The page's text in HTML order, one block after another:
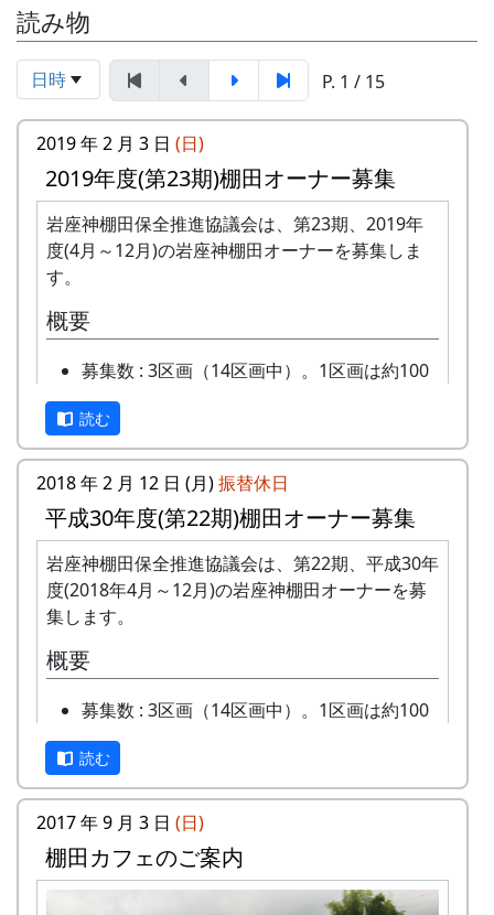
読み物
日時 P. 1 / 15
2019 年 2 月 3 日 (日)
2019年度(第23期)棚田オーナー募集
岩座神棚田保全推進協議会は、第23期、2019年
度(4月～12月)の岩座神棚田オーナーを募集しま
す。
概要
募集数 : 3区画（14区画中）。1区画は約100
平方メートルです。
応募資格 : まじめに農業に取り組み、自然と
ふれあう勇気をお持ちで、地域になじめるか
た。家族や団体でも結構です。
年会費 : 1区画5万円です。
申込み期限 : 2019年3月15日。
選考 : 応募者が募集数を超えた場合は、アン
ケート回答をもとに、当協議会で書類選考さ
せていただきます。
FAXまたはメールでお申し込み下さい（FAX
名、電話番号を明記して下さい）。 折り返
し、詳しい内容と「申し込みアンケート」を
お送りいたしますので、申し込みアンケート
をご返送ください。
申込み・お問合せの窓口
岩座神棚田保全推進協議会事務局
TEL & FAX: 9999-99-9999
読む
2018 年 2 月 12 日 (月)振替休日
平成30年度(第22期)棚田オーナー募集
岩座神棚田保全推進協議会は、第22期、平成30年
度(2018年4月～12月)の岩座神棚田オーナーを募
集します。
概要
募集数 : 3区画（14区画中）。1区画は約100
平方メートルです。
応募資格 : まじめに農業に取り組み、自然と
ふれあう勇気をお持ちで、地域になじめるか
た。家族や団体でも結構です。
年会費 : 1区画5万円です。
申込み期限 : 2018年2月28日。
選考 : 応募者が募集数を超えた場合は、アン
読む
2017 年 9 月 3 日 (日)
棚田カフェのご案内